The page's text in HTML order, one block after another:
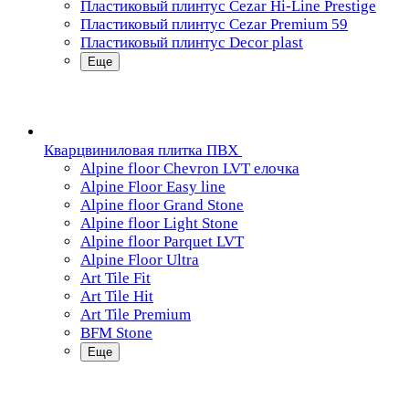
Пластиковый плинтус Cezar Hi-Line Prestige
Пластиковый плинтус Cezar Premium 59
Пластиковый плинтус Decor plast
Еще
Кварцвиниловая плитка ПВХ
Alpine floor Chevron LVT елочка
Alpine Floor Easy line
Alpine floor Grand Stone
Alpine floor Light Stone
Alpine floor Parquet LVT
Alpine Floor Ultra
Art Tile Fit
Art Tile Hit
Art Tile Premium
BFM Stone
Еще